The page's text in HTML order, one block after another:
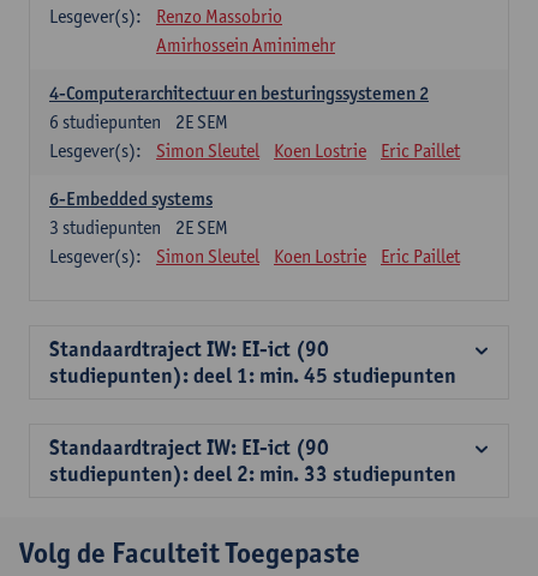
Lesgever(s):
Renzo Massobrio
Amirhossein Aminimehr
4-Computerarchitectuur en besturingssystemen 2
2E SEM
6 studiepunten
Lesgever(s):
Simon Sleutel Koen Lostrie Eric Paillet
6-Embedded systems
2E SEM
3 studiepunten
Lesgever(s):
Simon Sleutel Koen Lostrie Eric Paillet
Standaardtraject IW: EI-ict (90
studiepunten): deel 1: min. 45 studiepunten
Standaardtraject IW: EI-ict (90
studiepunten): deel 2: min. 33 studiepunten
Volg de Faculteit Toegepaste